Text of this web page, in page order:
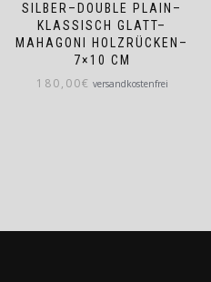
SILBER–DOUBLE PLAIN–
KLASSISCH GLATT–
MAHAGONI HOLZRÜCKEN–
7×10 CM
180,00€ versandkostenfrei